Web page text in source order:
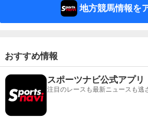
地方競馬情報を
おすすめ情報
スポーツナビ公式アプリ
注目のレースも最新ニュースも逃